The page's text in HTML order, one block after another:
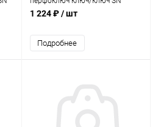
Матовый никель
1 224 ₽/ шт
Подробнее